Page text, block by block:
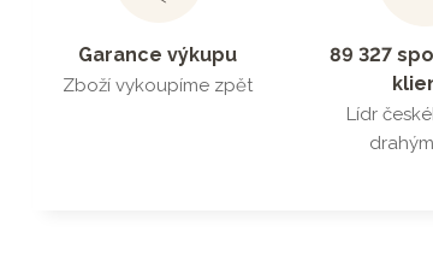
Garance výkupu
Zboží vykoupíme zpět
89 327
Lídr